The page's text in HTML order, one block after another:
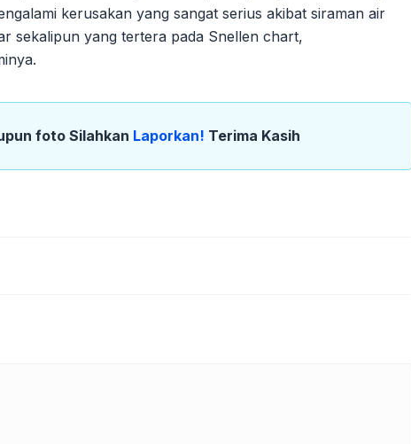
kerusakan yang sangat serius akibat siraman air
sekalipun yang tertera pada Snellen chart,
foto Silahkan Laporkan! Terima Kasih